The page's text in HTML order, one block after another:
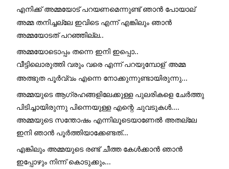
എനിക്ക് അമ്മയോട് പറയണമെന്നുണ്ട് ഞാൻ പോയാല്
അമ്മ തനിച്ചല്ലേ ഇവിടെ എന്ന് എങ്കിലും ഞാൻ
അമ്മയോടത് പറഞ്ഞില്ല..
അമ്മയോടൊപ്പം തന്നെ ഇനി ഇപ്പൊ..
വീട്ടിലൊരുത്തി വരും വരെ എന്ന് പറയുമ്പോള് അമ്മ
അത്ഭുത പൂർവ്വം എന്നെ നോക്കുന്നുണ്ടായിരുന്നു...
അമ്മയുടെ ആഗ്രഹങ്ങളിലേക്കുള്ള പുലരികളെ ചേർത്തു
പിടിച്ചായിരുന്നു പിന്നെയുള്ള എന്റെ ചുവടുകൾ....
അമ്മയുടെ സന്തോഷം എന്നിലൂടെയാണേൽ അതല്ലേ
ഇനി ഞാൻ പൂർത്തിയാക്കേണ്ടത്...
എങ്കിലും അമ്മയുടെ രണ്ട് ചീത്ത കേൾക്കാൻ ഞാൻ
ഇപ്പോഴും നിന്ന് കൊടുക്കും...